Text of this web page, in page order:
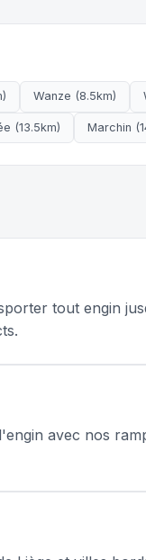
Wanze (8.5km)
(13.5km) Marchin
tout engin
avec nos